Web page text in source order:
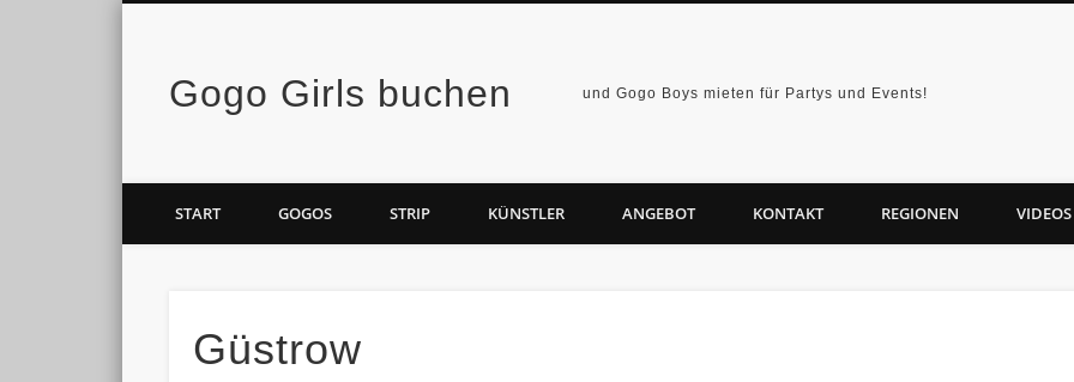
Gogo Girls buchen und Gogo Boys mieten für Partys und Events!
FacebookVimeo
START GOGOS STRIP KÜNSTLER ANGEBOT KONTAKT REGIONEN VIDEOS
Güstrow